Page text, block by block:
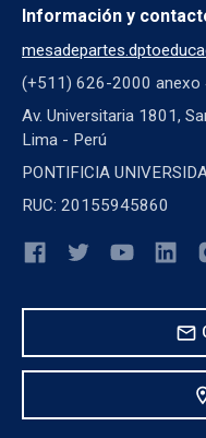
Información y
(+511) 626-2000 anexo
Av. Universitaria 1801,
Lima - Perú
PONTIFICIA
RUC: 20155945860
mail